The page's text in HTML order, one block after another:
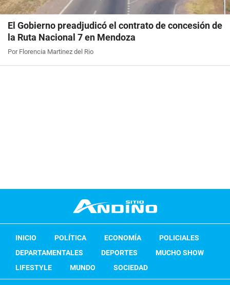
El Gobierno preadjudicó el contrato de concesión de
la Ruta Nacional 7 en Mendoza
Por Florencia Martinez del Rio
INICIO POLÍTICA ECONOMÍA
POLICIALES
DEPARTAMENTALES
DEPORTES
MUCHO SHOW
LIFESTYLE
MUNDO SOCIEDAD